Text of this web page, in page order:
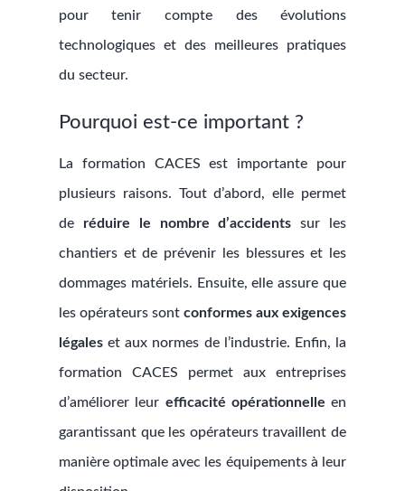
pour tenir compte des évolutions
technologiques et des meilleures pratiques
du secteur.
Pourquoi est-ce important ?
La formation CACES est importante pour
plusieurs raisons. Tout d’abord, elle permet
de réduire le nombre d’accidents sur les
chantiers et de prévenir les blessures et les
dommages matériels. Ensuite, elle assure que
les opérateurs sont conformes aux exigences
légaleset aux normes de l’industrie. Enfin, la
formation CACES permet aux entreprises
d’améliorer leur efficacité opérationnelle en
garantissant que les opérateurs travaillent de
manière optimale avec les équipements à leur